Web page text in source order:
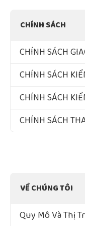
CHÍNH SÁCH
CHÍNH SÁCH
CHÍNH SÁCH
CHÍNH SÁCH
CHÍNH SÁCH
VỀ CHÚNG TÔI
Quy Mô Và Thị